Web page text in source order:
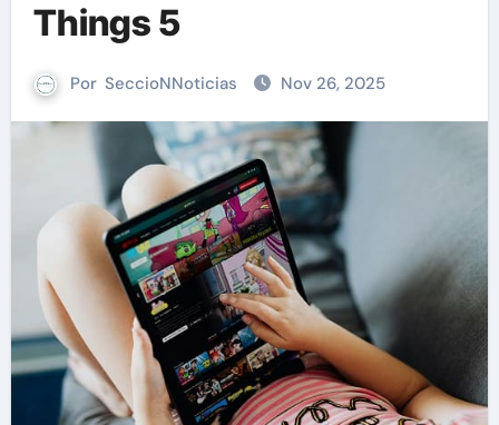
Things 5
Por SeccioNNoticias Nov 26, 2025